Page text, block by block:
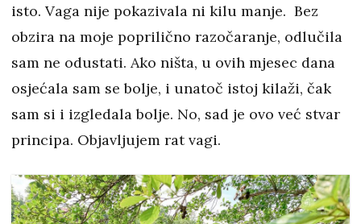
isto. Vaga nije pokazivala ni kilu manje. Bez
obzira na moje poprilično razočaranje, odlučila
sam ne odustati. Ako ništa, u ovih mjesec dana
osjećala sam se bolje, i unatoč istoj kilaži, čak
sam si i izgledala bolje. No, sad je ovo već stvar
principa. Objavljujem rat vagi.